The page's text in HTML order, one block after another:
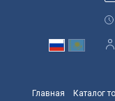
Главная Каталог